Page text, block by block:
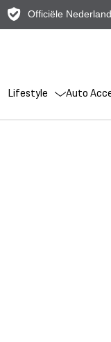
Officiële
Lifestyle Auto